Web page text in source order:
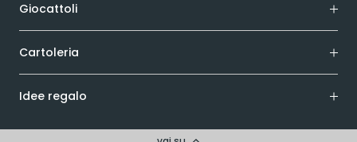
Giocattoli
Cartoleria
Idee regalo